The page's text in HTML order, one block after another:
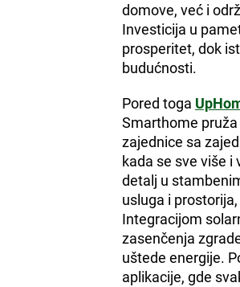
domove, već i
Investicija u
prosperitet, dok
budućnosti.
Pored toga
Smarthome
zajednice sa
kada se sve više
detalj u
usluga i
Integracijom
zasenčenja
uštede energije.
aplikacije, gde